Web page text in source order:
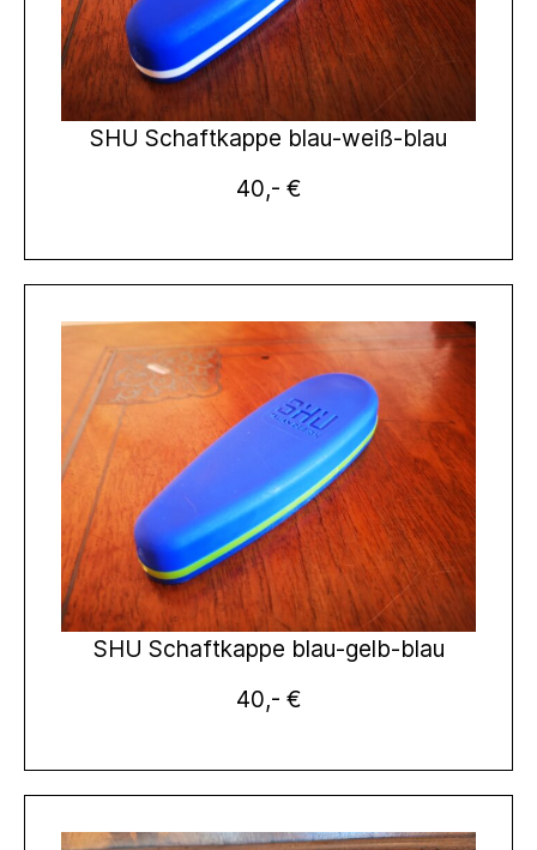
SHU Schaftkappe blau-weiß-blau
40,- €
SHU Schaftkappe blau-gelb-blau
40,- €